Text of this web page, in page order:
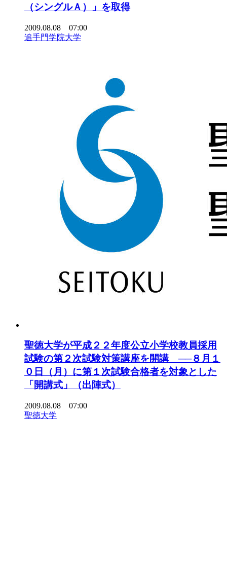
（シングルＡ）」を取得
2009.08.08 07:00
追手門学院大学
聖徳大学が平成２２年度公立小学校教員採用
試験の第２次試験対策講座を開講 ──８月１
０日（月）に第１次試験合格者を対象とした
「開講式」（出陣式）
2009.08.08 07:00
聖徳大学